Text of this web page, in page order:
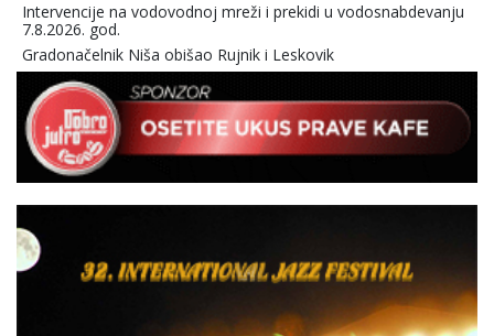
Intervencije na vodovodnoj mreži i prekidi u vodosnabdevanju
7.8.2026. god.
Gradonačelnik Niša obišao Rujnik i Leskovik